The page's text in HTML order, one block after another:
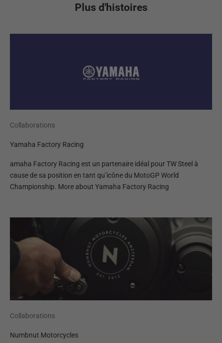
Plus d'histoires
Collaborations
Yamaha Factory Racing
amaha Factory Racing est un partenaire idéal pour TW Steel à
cause de sa position en tant qu’icône du MotoGP World
Championship. More about Yamaha Factory Racing
Collaborations
Numbnut Motorcycles